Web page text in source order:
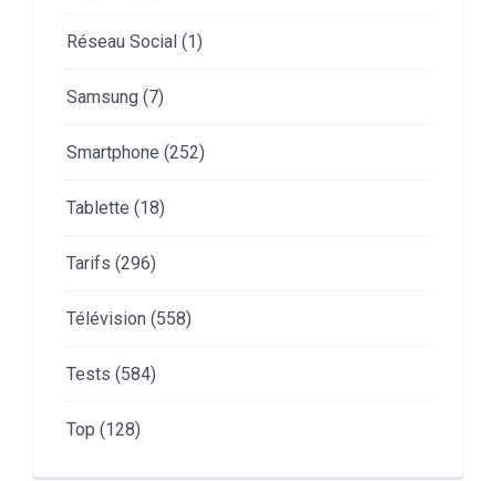
Réseau Social (1)
Samsung (7)
Smartphone (252)
Tablette (18)
Tarifs (296)
Télévision (558)
Tests (584)
Top (128)